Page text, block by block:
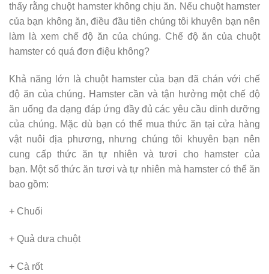
thấy rằng chuột hamster không chịu ăn. Nếu chuột hamster
của bạn không ăn, điều đầu tiên chúng tôi khuyên bạn nên
làm là xem chế độ ăn của chúng. Chế độ ăn của chuột
hamster có quá đơn điệu không?
Khả năng lớn là chuột hamster của bạn đã chán với chế
độ ăn của chúng. Hamster cần và tận hưởng một chế độ
ăn uống đa dạng đáp ứng đầy đủ các yêu cầu dinh dưỡng
của chúng. Mặc dù bạn có thể mua thức ăn tại cửa hàng
vật nuôi địa phương, nhưng chúng tôi khuyên bạn nên
cung cấp thức ăn tự nhiên và tươi cho hamster của
bạn. Một số thức ăn tươi và tự nhiên mà hamster có thể ăn
bao gồm:
+ Chuối
+ Quả dưa chuột
+ Cà rốt